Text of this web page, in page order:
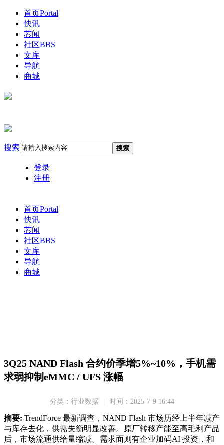
首页Portal
快讯
芯闻
社区BBS
文库
导航
商城
搜索 搜索
登录
注册
首页Portal
快讯
芯闻
社区BBS
文库
导航
商城
3Q25 NAND Flash 合约价季增5%~10%，手机需
求弱抑制eMMC / UFS 涨幅
分类：行业数据 时间：2025-7-9 16:44
摘要: TrendForce 最新调查，NAND Flash 市场历经上半年减产
与库存去化，供需失衡明显改善。原厂转移产能至高毛利产品
后，市场流通供给量缩减。需求面则有企业加码AI 投资，和